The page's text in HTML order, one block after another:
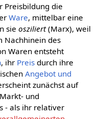
Preisbildung die
Ware, mittelbar eine
sie osziliert(Marx), weil
Nachhinein des
Waren entsteht
, ihr Preisdurch ihre
Angebot und
zunächst auf
und
- als ihr relativer